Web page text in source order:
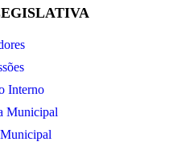
Interno
Municipal